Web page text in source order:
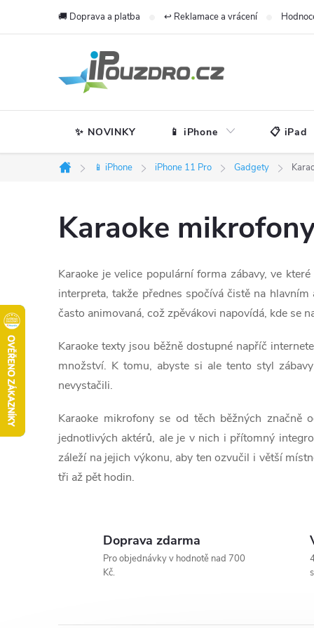
🚚 Doprava a platba ↩️ Reklamace a vrácení
✨ NOVINKY 📱 iPhone 📋 iPad
Domů
📱 iPhone iPhone 11 Pro Gadgety
Karaoke
Karaoke je velice populární forma zábavy, ve
interpreta, takže přednes spočívá čistě na
často animovaná, což zpěvákovi napovídá, kde se
Karaoke texty jsou běžně dostupné napříč
množství. K tomu, abyste si ale tento styl
nevystačili.
Karaoke mikrofony se od těch běžných značně
jednotlivých aktérů, ale je v nich i přítomný
záleží na jejich výkonu, aby ten ozvučil i větší
tři až pět hodin.
Doprava zdarma
Pro objednávky v hodnotě nad 700
Kč.